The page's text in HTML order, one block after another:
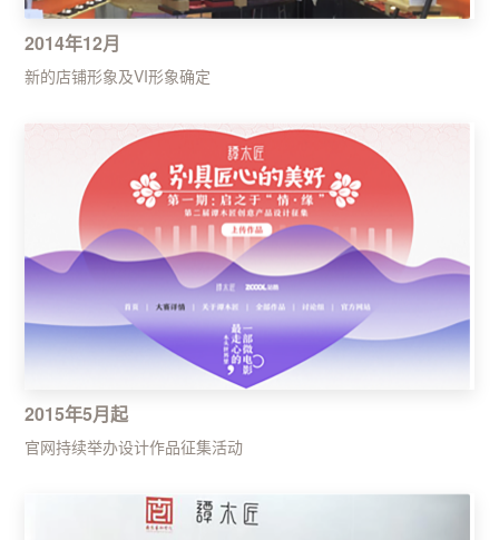
2014年12月
新的店铺形象及VI形象确定
2015年5月起
官网持续举办设计作品征集活动